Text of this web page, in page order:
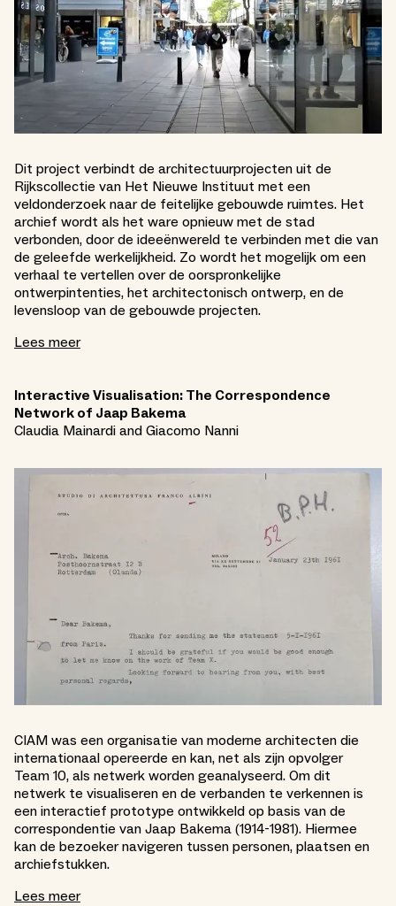
Dit project verbindt de architectuurprojecten uit de
Rijkscollectie van Het Nieuwe Instituut met een
veldonderzoek naar de feitelijke gebouwde ruimtes. Het
archief wordt als het ware opnieuw met de stad
verbonden, door de ideeënwereld te verbinden met die van
de geleefde werkelijkheid. Zo wordt het mogelijk om een
verhaal te vertellen over de oorspronkelijke
ontwerpintenties, het architectonisch ontwerp, en de
levensloop van de gebouwde projecten.
Lees meer
Interactive Visualisation: The Correspondence
Network of Jaap Bakema
Claudia Mainardi and Giacomo Nanni
CIAM was een organisatie van moderne architecten die
internationaal opereerde en kan, net als zijn opvolger
Team 10, als netwerk worden geanalyseerd. Om dit
netwerk te visualiseren en de verbanden te verkennen is
een interactief prototype ontwikkeld op basis van de
correspondentie van Jaap Bakema (1914-1981). Hiermee
kan de bezoeker navigeren tussen personen, plaatsen en
archiefstukken.
Lees meer